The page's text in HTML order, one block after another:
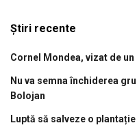
Știri recente
Cornel Mondea, vizat de un
Nu va semna închiderea
Bolojan
Luptă să salveze o